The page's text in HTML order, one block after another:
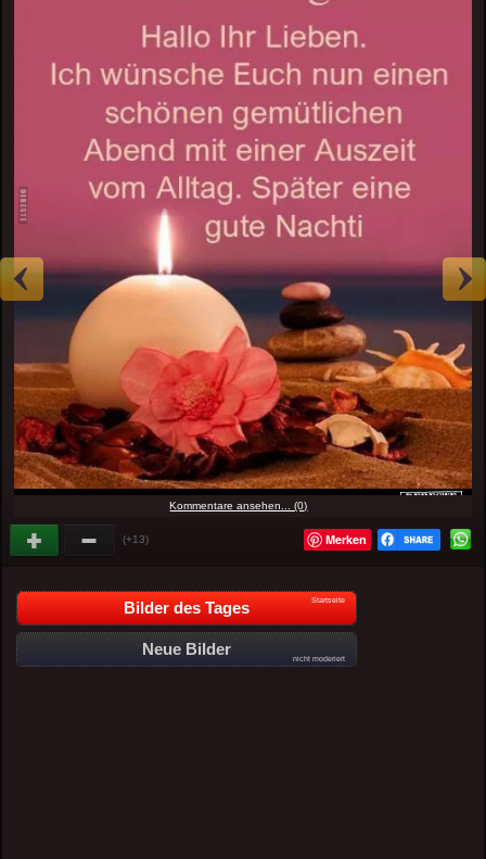
Kommentare ansehen... (0)
(+13) Merken
Bilder des Tages Startseite
Neue Bilder
nicht moderiert